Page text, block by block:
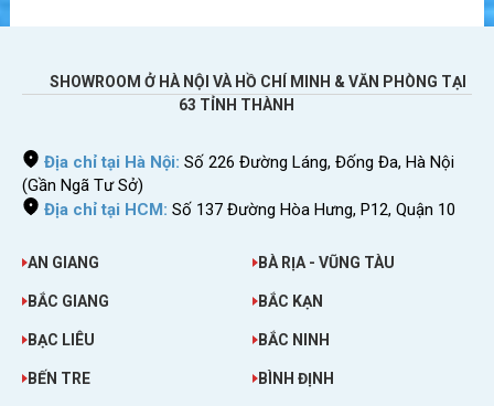
SHOWROOM Ở HÀ NỘI VÀ HỒ CHÍ MINH & VĂN PHÒNG TẠI
63 TỈNH THÀNH
Địa chỉ tại Hà Nội: Số 226 Đường Láng, Đống Đa, Hà Nội
(Gần Ngã Tư Sở)
Địa chỉ tại HCM: Số 137 Đường Hòa Hưng, P12, Quận 10
AN GIANG BÀ RỊA - VŨNG TÀU
BẮC GIANG BẮC KẠN
BẠC LIÊU BẮC NINH
BẾN TRE BÌNH ĐỊNH